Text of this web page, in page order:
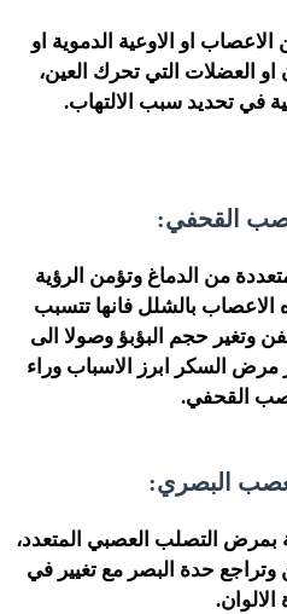
او الاوعية الدموية او
او العضلات التي تحرك العين،
في تحديد سبب الالتهاب.
القحفي:
من الدماغ وتؤمن الرؤية
الاعصاب بالشلل فانها تتسبب
وتغير حجم البؤبؤ وصولا الى
مرض السكر ابرز الاسباب وراء
القحفي.
البصري:
بمرض التصلب العصبي المتعدد،
وتراجع حدة البصر مع تغيير في